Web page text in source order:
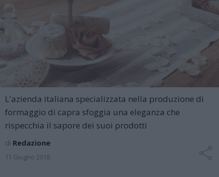
L'azienda italiana specializzata nella produzione di
formaggio di capra sfoggia una eleganza che
rispecchia il sapore dei suoi prodotti
di Redazione
11 Giugno 2018